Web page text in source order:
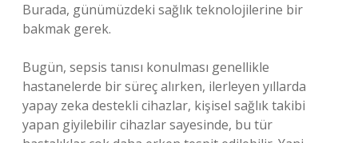
Burada, günümüzdeki sağlık teknolojilerine bir
bakmak gerek.
Bugün, sepsis tanısı konulması genellikle
hastanelerde bir süreç alırken, ilerleyen yıllarda
yapay zeka destekli cihazlar, kişisel sağlık takibi
yapan giyilebilir cihazlar sayesinde, bu tür